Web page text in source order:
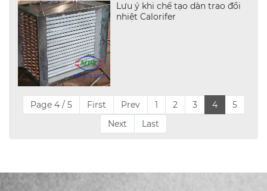
Lưu ý khi chế tạo dàn trao đổi
nhiệt Calorifer
Page 4 / 5 First Prev 1 2 3 4
5
Next
Last